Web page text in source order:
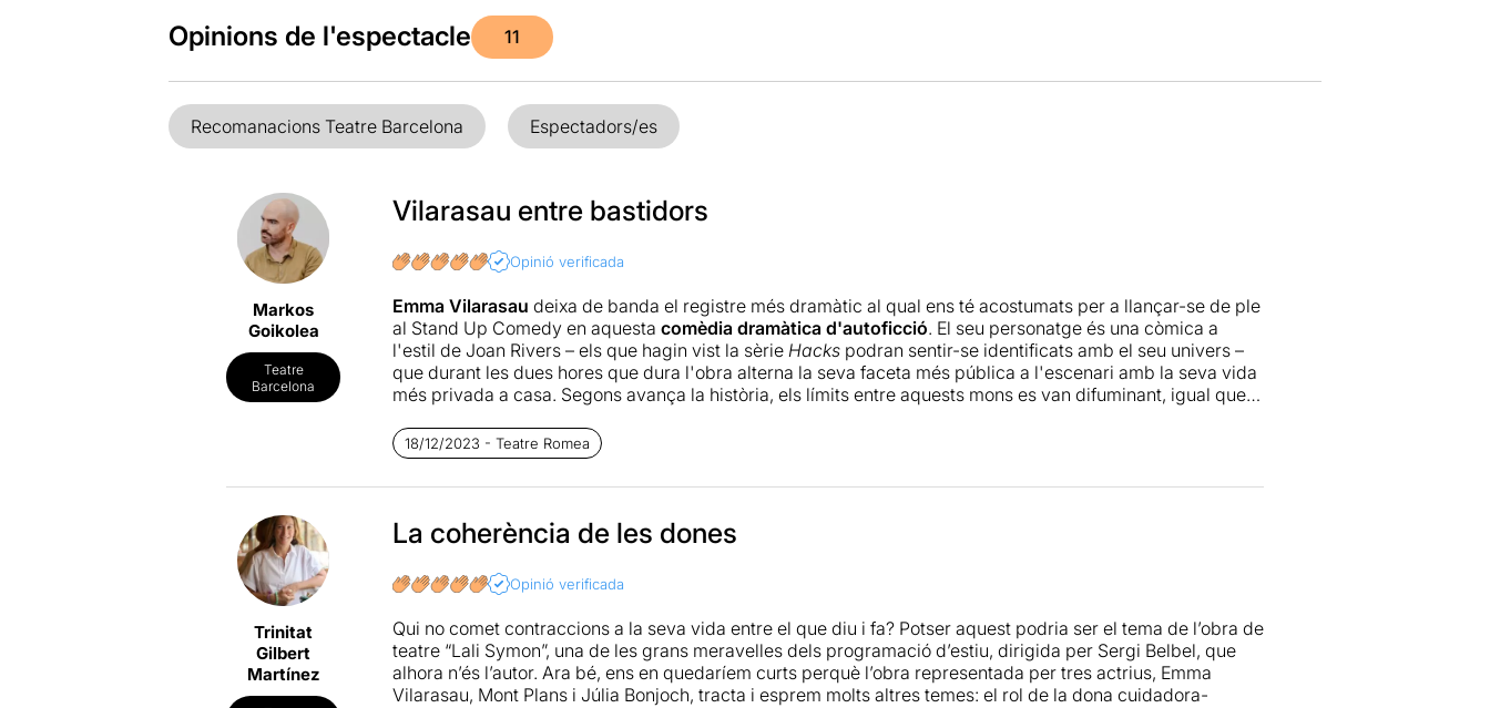
Opinions de l'espectacle 11
Recomanacions Teatre Barcelona Espectadors/es
Markos
Goikolea
Teatre
Barcelona
Vilarasau entre bastidors
Opinió verificada
Emma Vilarasau deixa de banda el registre més dramàtic al qual ens té acostumats per a llançar-se de ple
al Stand Up Comedy en aquesta comèdia dramàtica d'autoficció. El seu personatge és una còmica a
l'estil de Joan Rivers – els que hagin vist la sèrie Hackspodran sentir-se identificats amb el seu univers –
que durant les dues hores que dura l'obra alterna la seva faceta més pública a l'escenari amb la seva vida
més privada a casa. Segons avança la història, els límits entre aquests mons es van difuminant, igual que
de la seva gran empatia amb els espectadors confessant-se des del seu jo més íntim i emotiu.
Sergi Belbelescriu i dirigeix aquesta obra feta a mida per a la Vilarasau. A partir de l'experiència de
homenatge a l'ofici de les actrius i comediantes que més enllà dels escenaris, també cuiden i sostenen a
les persones del seu voltant. Dues actrius més l'acompanyen a l'escenari:
increïble paper còmic com a àvia i
actual necessitat de portar la realitat a escena o de mirar la realitat amb ulls d'espectadors. I és que
aquesta obsessió per la veritat resulta lògica en una època en la qual sembla que ha deixat d'existir. Quan
la realitat ens sembla ficció, necessitem una ficció que ens acosti a la realitat. Per això, llarga vida a
18/12/2023 - Teatre Romea
Trinitat
Gilbert
Martínez
La coherència de les dones
Opinió verificada
Qui no comet contraccions a la seva vida entre el que diu i fa? Potser aquest podria ser el tema de l’obra de
teatre “Lali Symon”, una de les grans meravelles dels programació d’estiu, dirigida per Sergi Belbel, que
alhora n’és l’autor. Ara bé, ens en quedaríem curts perquè l’obra representada per tres actrius, Emma
Vilarasau, Mont Plans i Júlia Bonjoch, tracta i esprem molts altres temes: el rol de la dona cuidadora-